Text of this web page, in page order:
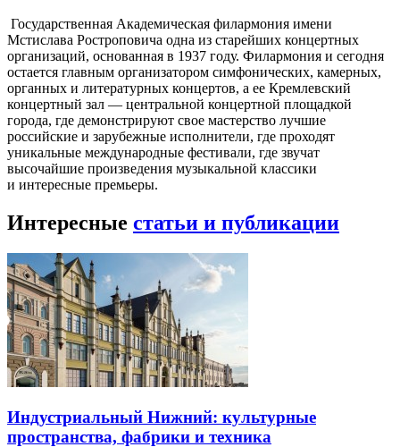
Государственная Академическая филармония имени
Мстислава Ростроповича одна из старейших концертных
организаций, основанная в 1937 году. Филармония и сегодня
остается главным организатором симфонических, камерных,
органных и литературных концертов, а ее Кремлевский
концертный зал — центральной концертной площадкой
города, где демонстрируют свое мастерство лучшие
российские и зарубежные исполнители, где проходят
уникальные международные фестивали, где звучат
высочайшие произведения музыкальной классики
и интересные премьеры.
Интересные статьи и публикации
Индустриальный Нижний: культурные
пространства, фабрики и техника